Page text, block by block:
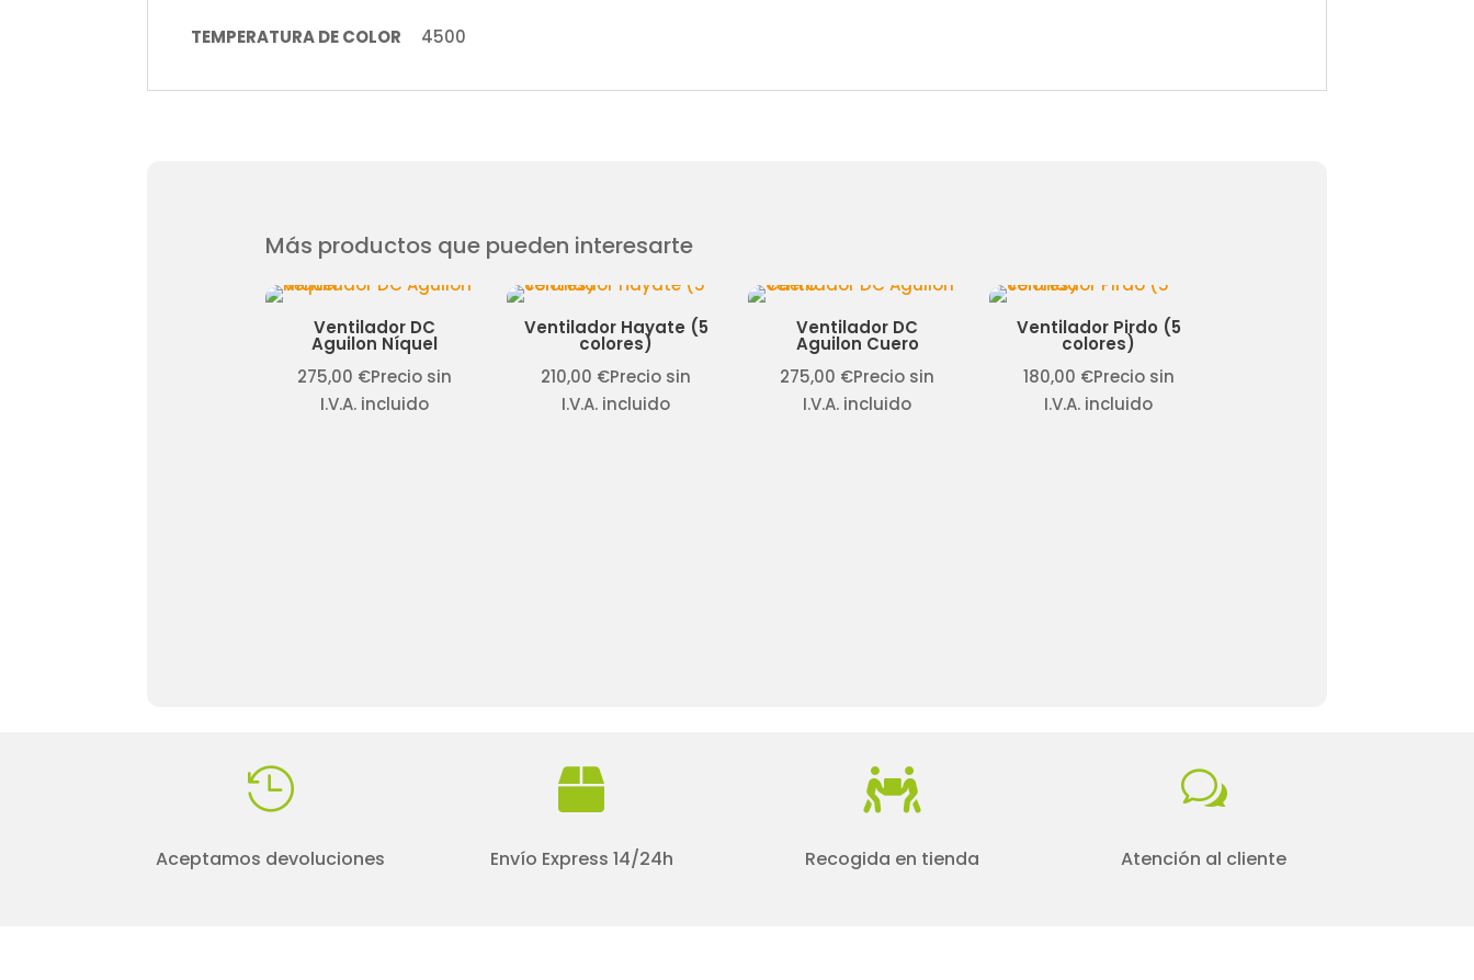
TEMPERATURA DE COLOR 4500
Más productos que pueden interesarte
Ventilador DC
Aguilon Níquel
275,00 €Precio sin
I.V.A. incluido
Ventilador Hayate (5
colores)
210,00 €Precio sin
I.V.A. incluido
Ventilador DC
Aguilon Cuero
275,00 €Precio sin
I.V.A. incluido
Ventilador Pirdo (5
colores)
180,00 €Precio sin
I.V.A. incluido

Aceptamos devoluciones

Envío Express 14/24h

Recogida en tienda
w
Atención al cliente